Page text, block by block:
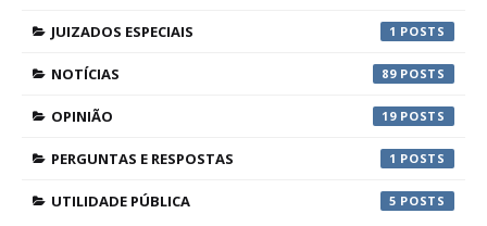
JUIZADOS ESPECIAIS 1
NOTÍCIAS 89
OPINIÃO 19
PERGUNTAS E RESPOSTAS 1
UTILIDADE PÚBLICA 5